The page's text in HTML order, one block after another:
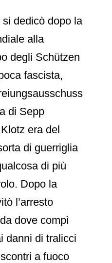
si dedicò dopo la
alla
degli Schützen
fascista,
di Sepp
era del
di guerriglia
di più
Dopo la
l’arresto
dove compì
danni di tralicci
a fuoco